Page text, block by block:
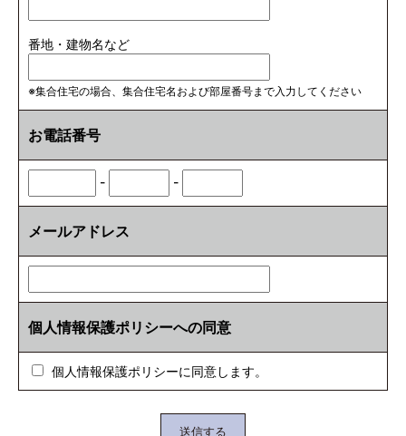
番地・建物名など
※集合住宅の場合、集合住宅名および部屋番号まで入力してください
お電話番号
- -
メールアドレス
個人情報保護ポリシーへの同意
個人情報保護ポリシーに同意します。